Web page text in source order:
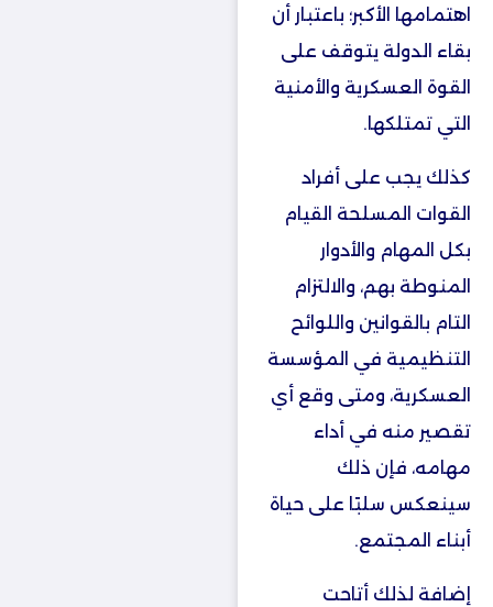
اهتمامها الأكبر؛ باعتبار أن
بقاء الدولة يتوقف على
القوة العسكرية والأمنية
التي تمتلكها.
كذلك يجب على أفراد
القوات المسلحة القيام
بكل المهام والأدوار
المنوطة بهم، والالتزام
التام بالقوانين واللوائح
التنظيمية في المؤسسة
العسكرية، ومتى وقع أي
تقصير منه في أداء
مهامه، فإن ذلك
سينعكس سلبًا على حياة
أبناء المجتمع.
إضافة لذلك أتاحت